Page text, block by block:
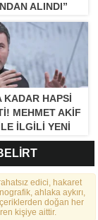
ALINDI”
KADAR HAPSI
MEHMET AKIF
ILGILI YENI
edici, hakaret
ahlaka aykırı,
doğan her
kişiye aittir.